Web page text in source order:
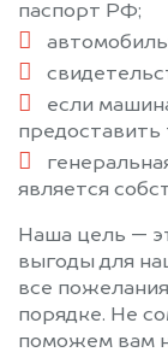
паспорт РФ;
если
предоставить
является
Наша цель —
выгоды для
все
порядке. Не
поможем вам